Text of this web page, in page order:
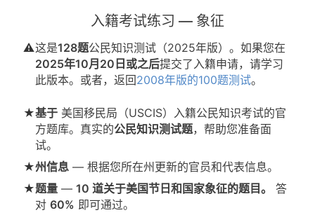
入籍考试练习 — 象征
⚠️这是128题公民知识测试（2025年版）。如果您在
2025年10月20日或之后提交了入籍申请，请学习
此版本。或者，返回2008年版的100题测试。
★基于 美国移民局（USCIS）入籍公民知识考试的官
方题库。真实的公民知识测试题，帮助您准备面
试。
★州信息 — 根据您所在州更新的官员和代表信息。
★题量 — 10 道关于美国节日和国家象征的题目。
答
对 60% 即可通过。